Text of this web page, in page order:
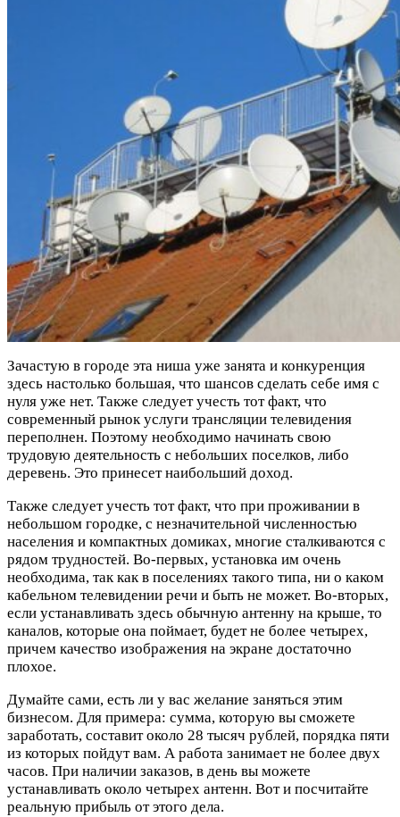
Зачастую в городе эта ниша уже занята и конкуренция
здесь настолько большая, что шансов сделать себе имя с
нуля уже нет. Также следует учесть тот факт, что
современный рынок услуги трансляции телевидения
переполнен. Поэтому необходимо начинать свою
трудовую деятельность с небольших поселков, либо
деревень. Это принесет наибольший доход.
Также следует учесть тот факт, что при проживании в
небольшом городке, с незначительной численностью
населения и компактных домиках, многие сталкиваются с
рядом трудностей. Во-первых, установка им очень
необходима, так как в поселениях такого типа, ни о каком
кабельном телевидении речи и быть не может. Во-вторых,
если устанавливать здесь обычную антенну на крыше, то
каналов, которые она поймает, будет не более четырех,
причем качество изображения на экране достаточно
плохое.
Думайте сами, есть ли у вас желание заняться этим
бизнесом. Для примера: сумма, которую вы сможете
заработать, составит около 28 тысяч рублей, порядка пяти
из которых пойдут вам. А работа занимает не более двух
часов. При наличии заказов, в день вы можете
устанавливать около четырех антенн. Вот и посчитайте
реальную прибыль от этого дела.